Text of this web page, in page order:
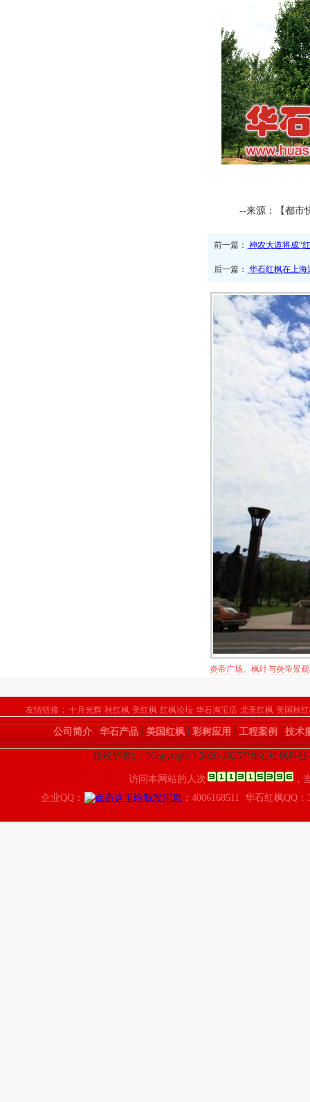
--来源：【都市
前一篇： 神农大道将成“
后一篇： 华石红枫在上
炎帝广场。枫叶与炎帝景
友情链接 ： 十月光辉 秋红枫 美红枫 红枫论坛 华石淘宝店 北美红枫 美国秋
公司简介 华石产品 美国红枫 彩树应用 工程案例 技术
版权所有x：?Copyright ? 2020-2025??华石红枫科
访问本网站的人次
，
企业QQ：
：4006168511 华石红枫QQ